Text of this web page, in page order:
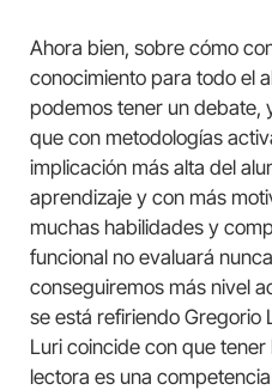
Ahora bien, sobre cómo
conocimiento para todo el
podemos tener un debate,
que con metodologías
implicación más alta del
aprendizaje y con más
muchas habilidades y
funcional no evaluará
conseguiremos más nivel
se está refiriendo Gregorio
Luri coincide con que
lectora es una